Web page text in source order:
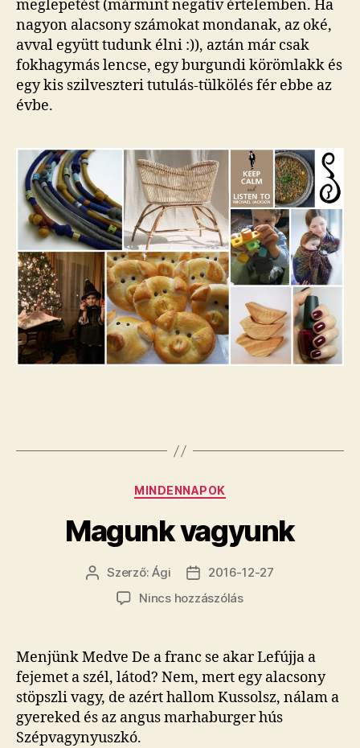
meglepetést (mármint negatív értelemben. Ha
nagyon alacsony számokat mondanak, az oké,
avval együtt tudunk élni :)), aztán már csak
fokhagymás lencse, egy burgundi körömlakk és
egy kis szilveszteri tutulás-tülkölés fér ebbe az
évbe.
Kategóriák
MINDENNAPOK
Magunk vagyunk
Bejegyzés
szerzője
Szerző:Ági
Bejegyzés
dátuma
2016-12-27
Nincs hozzászólása(z)
bejegyzéshez
Menjünk Medve De a franc se akar Lefújja a
fejemet a szél, látod? Nem, mert egy alacsony
stöpszli vagy, de azért hallom Kussolsz, nálam a
gyereked és az angus marhaburger hús
Szépvagynyuszkó.